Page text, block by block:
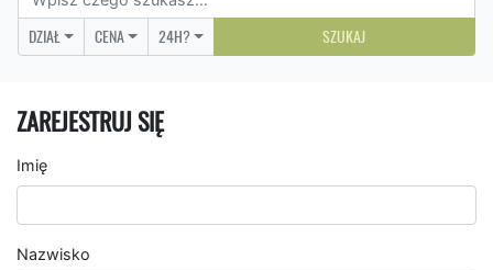
DZIAŁ CENA 24H? SZUKAJ
ZAREJESTRUJ SIĘ
Imię
Nazwisko